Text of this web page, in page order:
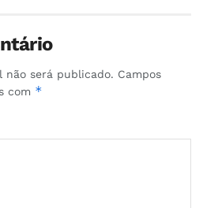
não será publicado. Campos
com *